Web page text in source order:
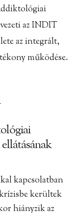
az INDIT
az integrált,
működése.
kapcsolatban
kerültek
hiányzik az